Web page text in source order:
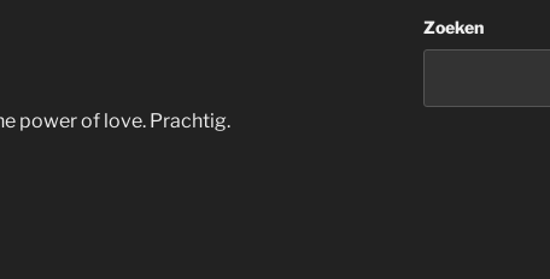
power of love. Prachtig.
Zoeken